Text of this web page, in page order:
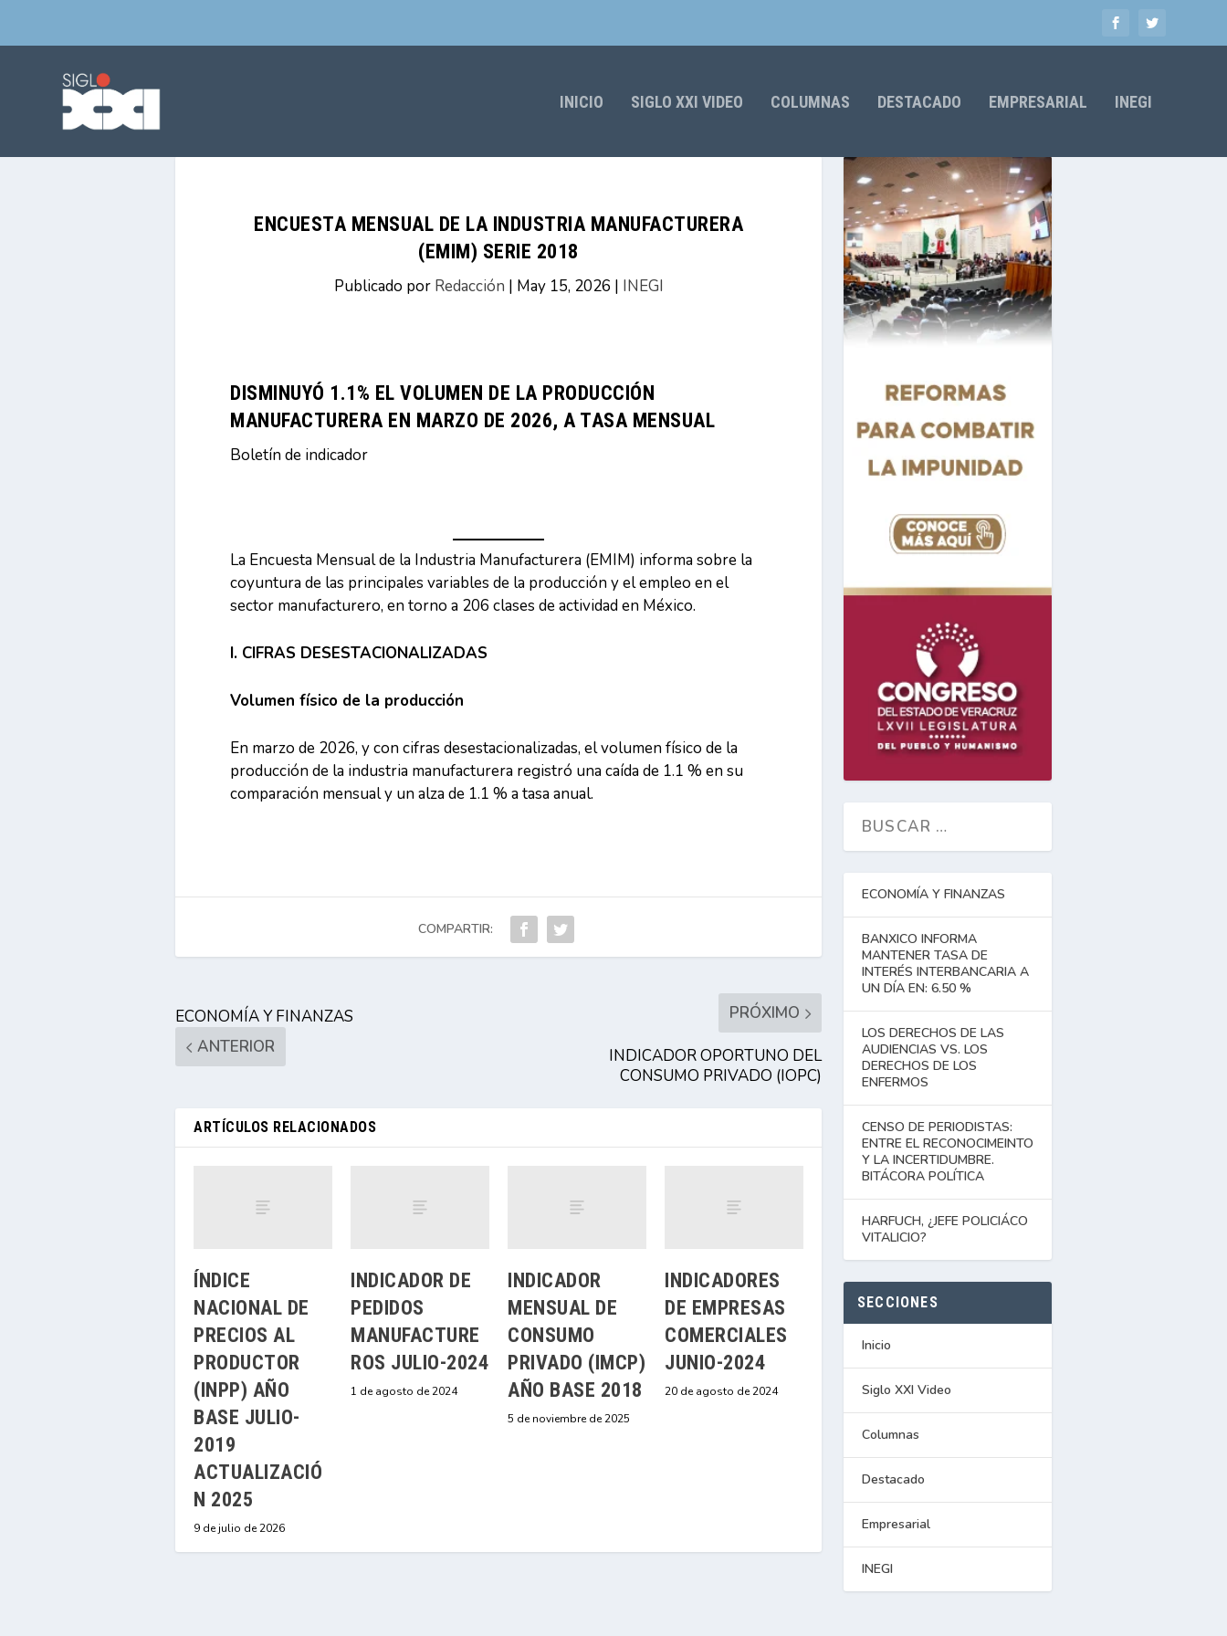
INICIO SIGLO XXI VIDEO COLUMNAS DESTACADO EMPRESARIAL INEGI
ENCUESTA MENSUAL DE LA INDUSTRIA MANUFACTURERA
(EMIM) SERIE 2018
Publicado por Redacción | May 15, 2026 | INEGI
DISMINUYÓ 1.1% EL VOLUMEN DE LA PRODUCCIÓN
MANUFACTURERA EN MARZO DE 2026, A TASA MENSUAL
Boletín de indicador
La Encuesta Mensual de la Industria Manufacturera (EMIM) informa sobre la
coyuntura de las principales variables de la producción y el empleo en el
sector manufacturero, en torno a 206 clases de actividad en México.
I. CIFRAS DESESTACIONALIZADAS
Volumen físico de la producción
En marzo de 2026, y con cifras desestacionalizadas, el volumen físico de la
producción de la industria manufacturera registró una caída de 1.1 % en su
comparación mensual y un alza de 1.1 % a tasa anual.
COMPARTIR:
ECONOMÍA Y FINANZAS
ANTERIOR
PRÓXIMO
INDICADOR OPORTUNO DEL
CONSUMO PRIVADO (IOPC)
ARTÍCULOS RELACIONADOS
ÍNDICE
NACIONAL DE
PRECIOS AL
PRODUCTOR
(INPP) AÑO
BASE JULIO-
2019
ACTUALIZACIÓ
N 2025
9 de julio de 2026
INDICADOR DE
PEDIDOS
MANUFACTURE
ROS JULIO-2024
1 de agosto de 2024
INDICADOR
MENSUAL DE
CONSUMO
PRIVADO (IMCP)
AÑO BASE 2018
5 de noviembre de 2025
INDICADORES
DE EMPRESAS
COMERCIALES
JUNIO-2024
20 de agosto de 2024
ECONOMÍA Y FINANZAS
BANXICO INFORMA
MANTENER TASA DE
INTERÉS INTERBANCARIA A
UN DÍA EN: 6.50 %
LOS DERECHOS DE LAS
AUDIENCIAS VS. LOS
DERECHOS DE LOS
ENFERMOS
CENSO DE PERIODISTAS:
ENTRE EL RECONOCIMEINTO
Y LA INCERTIDUMBRE.
BITÁCORA POLÍTICA
HARFUCH, ¿JEFE POLICIÁCO
VITALICIO?
SECCIONES
Inicio
Siglo XXI Video
Columnas
Destacado
Empresarial
INEGI